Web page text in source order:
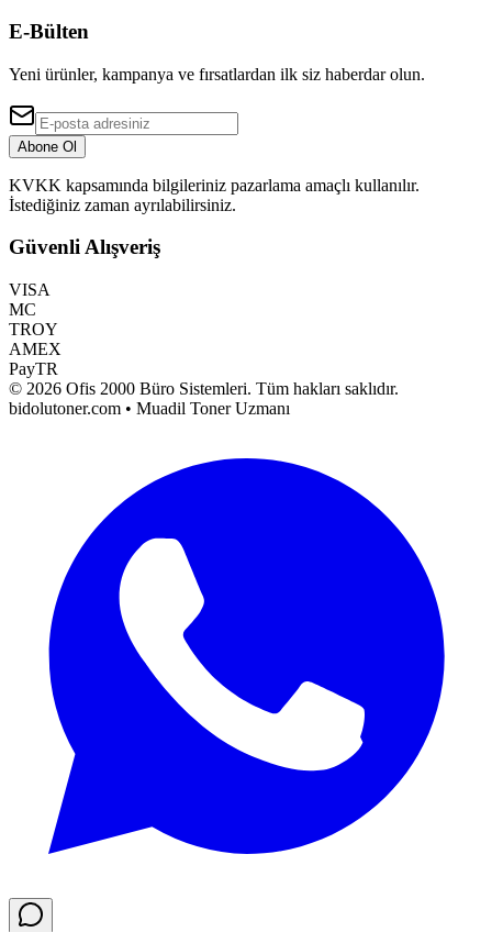
E-Bülten
Yeni ürünler, kampanya ve fırsatlardan ilk siz haberdar olun.
Abone Ol
KVKK kapsamında bilgileriniz pazarlama amaçlı kullanılır.
İstediğiniz zaman ayrılabilirsiniz.
Güvenli Alışveriş
VISA
MC
TROY
AMEX
PayTR
© 2026 Ofis 2000 Büro Sistemleri. Tüm hakları saklıdır.
bidolutoner.com • Muadil Toner Uzmanı